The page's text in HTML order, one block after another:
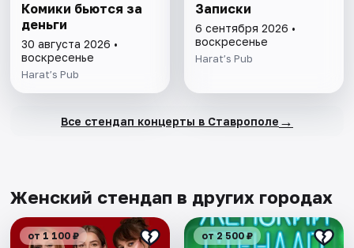
Комики бьются за
деньги
30 августа 2026 •
воскресенье
Harat’s Pub
Записки
6 сентября 2026 •
воскресенье
Harat’s Pub
Все стендап концерты в Ставрополе →
Женский стендап в других городах
от 1 100 ₽ от 2 500 ₽